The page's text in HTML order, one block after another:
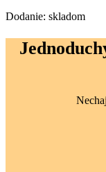
Dodanie: skladom